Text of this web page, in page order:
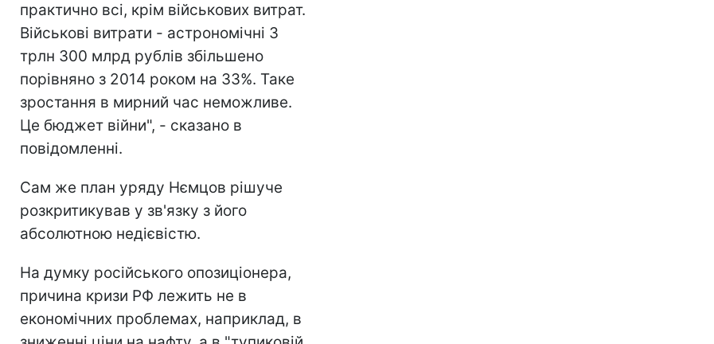
практично всі, крім військових витрат.
Військові витрати - астрономічні 3
трлн 300 млрд рублів збільшено
порівняно з 2014 роком на 33%. Таке
зростання в мирний час неможливе.
Це бюджет війни", - сказано в
повідомленні.
Сам же план уряду Нємцов рішуче
розкритикував у зв'язку з його
абсолютною недієвістю.
На думку російського опозиціонера,
причина кризи РФ лежить не в
економічних проблемах, наприклад, в